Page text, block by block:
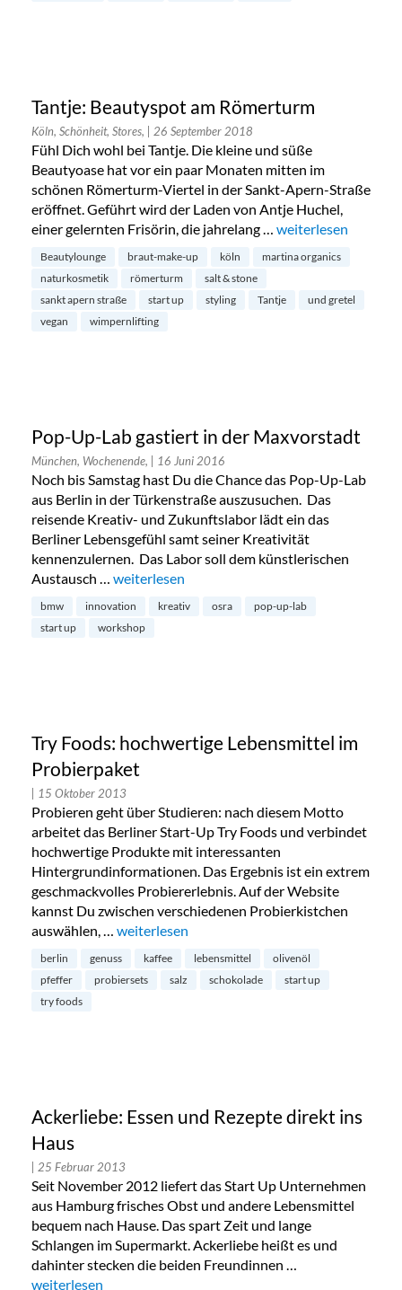
Tantje: Beautyspot am Römerturm
Köln, Schönheit, Stores, | 26 September 2018
Fühl Dich wohl bei Tantje. Die kleine und süße
Beautyoase hat vor ein paar Monaten mitten im
schönen Römerturm-Viertel in der Sankt-Apern-Straße
eröffnet. Geführt wird der Laden von Antje Huchel,
einer gelernten Frisörin, die jahrelang … „Tantje: Beautyspot
weiterlesen
Beautylounge braut-make-up köln
martina organics
naturkosmetik
römerturm
salt & stone
sankt apern straße
start up styling Tantje
und gretel
vegan
wimpernlifting
Pop-Up-Lab gastiert in der Maxvorstadt
München, Wochenende, | 16 Juni 2016
Noch bis Samstag hast Du die Chance das Pop-Up-Lab
aus Berlin in der Türkenstraße auszusuchen. Das
reisende Kreativ- und Zukunftslabor lädt ein das
Berliner Lebensgefühl samt seiner Kreativität
kennenzulernen. Das Labor soll dem künstlerischen
Austausch … „Pop-Up-Lab gastiert in der Maxvorstadt“
weiterlesen
bmw innovation kreativ osra
pop-up-lab
start up
workshop
Try Foods: hochwertige Lebensmittel im
Probierpaket
| 15 Oktober 2013
Probieren geht über Studieren: nach diesem Motto
arbeitet das Berliner Start-Up Try Foods und verbindet
hochwertige Produkte mit interessanten
Hintergrundinformationen. Das Ergebnis ist ein extrem
geschmackvolles Probiererlebnis. Auf der Website
kannst Du zwischen verschiedenen Probierkistchen
auswählen, … „Try Foods: hochwertige Lebensmittel im
weiterlesen
berlin genuss kaffee lebensmittel
olivenöl
pfeffer
probiersets salz schokolade
start up
try foods
Ackerliebe: Essen und Rezepte direkt ins
Haus
| 25 Februar 2013
Seit November 2012 liefert das Start Up Unternehmen
aus Hamburg frisches Obst und andere Lebensmittel
bequem nach Hause. Das spart Zeit und lange
Schlangen im Supermarkt. Ackerliebe heißt es und
dahinter stecken die beiden Freundinnen …
„Ackerliebe: Essen und Rezepte direkt ins Haus“
weiterlesen